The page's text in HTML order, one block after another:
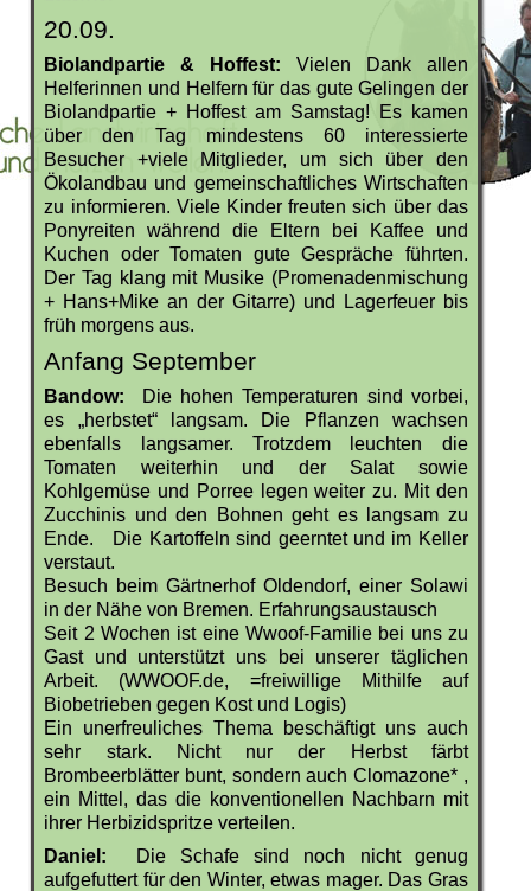
20.09.
Biolandpartie & Hoffest: Vielen Dank allen
Helferinnen und Helfern für das gute Gelingen der
Biolandpartie + Hoffest am Samstag! Es kamen
über den Tag mindestens 60 interessierte
Besucher +viele Mitglieder, um sich über den
Ökolandbau und gemeinschaftliches Wirtschaften
zu informieren. Viele Kinder freuten sich über das
Ponyreiten während die Eltern bei Kaffee und
Kuchen oder Tomaten gute Gespräche führten.
Der Tag klang mit Musike (Promenadenmischung
+ Hans+Mike an der Gitarre) und Lagerfeuer bis
früh morgens aus.
Anfang September
Bandow: Die hohen Temperaturen sind vorbei,
es „herbstet“ langsam. Die Pflanzen wachsen
ebenfalls langsamer. Trotzdem leuchten die
Tomaten weiterhin und der Salat sowie
Kohlgemüse und Porree legen weiter zu. Mit den
Zucchinis und den Bohnen geht es langsam zu
Ende. Die Kartoffeln sind geerntet und im Keller
verstaut.
Besuch beim Gärtnerhof Oldendorf, einer Solawi
in der Nähe von Bremen. Erfahrungsaustausch
Seit 2 Wochen ist eine Wwoof-Familie bei uns zu
Gast und unterstützt uns bei unserer täglichen
Arbeit. (WWOOF.de, =freiwillige Mithilfe auf
Biobetrieben gegen Kost und Logis)
Ein unerfreuliches Thema beschäftigt uns auch
sehr stark. Nicht nur der Herbst färbt
Brombeerblätter bunt, sondern auch Clomazone* ,
ein Mittel, das die konventionellen Nachbarn mit
ihrer Herbizidspritze verteilen.
Daniel: Die Schafe sind noch nicht genug
aufgefuttert für den Winter, etwas mager. Das Gras